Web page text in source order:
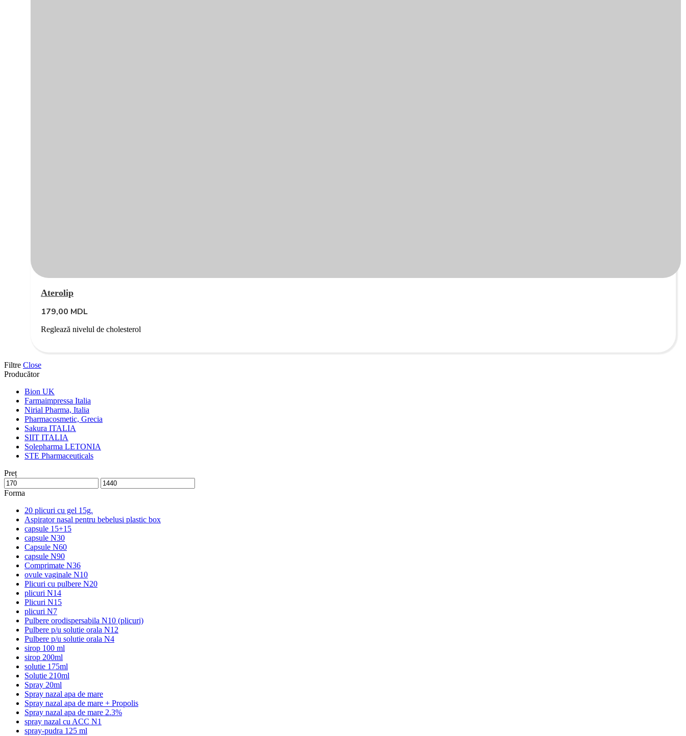
Aterolip
179,00 MDL
Reglează nivelul de cholesterol
Filtre Close
Producător
Bion UK
Farmaimpressa Italia
Nirial Pharma, Italia
Pharmacosmetic, Grecia
Sakura ITALIA
SIIT ITALIA
Solepharma LETONIA
STE Pharmaceuticals
Preț
Forma
20 plicuri cu gel 15g.
Aspirator nasal pentru bebelusi plastic box
capsule 15+15
capsule N30
Capsule N60
capsule N90
Comprimate N36
ovule vaginale N10
Plicuri cu pulbere N20
plicuri N14
Plicuri N15
plicuri N7
Pulbere orodispersabila N10 (plicuri)
Pulbere p/u solutie orala N12
Pulbere p/u solutie orala N4
sirop 100 ml
sirop 200ml
solutie 175ml
Solutie 210ml
Spray 20ml
Spray nazal apa de mare
Spray nazal apa de mare + Propolis
Spray nazal apa de mare 2.3%
spray nazal cu ACC N1
spray-pudra 125 ml